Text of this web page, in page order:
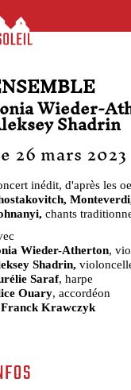
Wieder-
Shadrin
26 mars 2023
inédit, d'après les
chants
Wieder-Atherton,
Shadrin,
Saraf, harpe
Ouary, accordéon
Franck Krawczyk